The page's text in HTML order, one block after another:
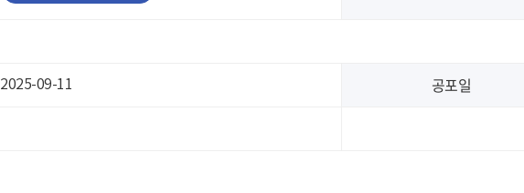
2025-09-11
공포일